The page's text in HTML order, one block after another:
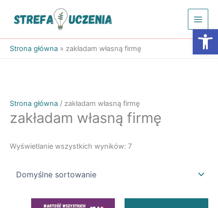
Strona główna » zakładam własną firmę
Strona główna / zakładam własną firmę
zakładam własną firmę
Wyświetlanie wszystkich wyników: 7